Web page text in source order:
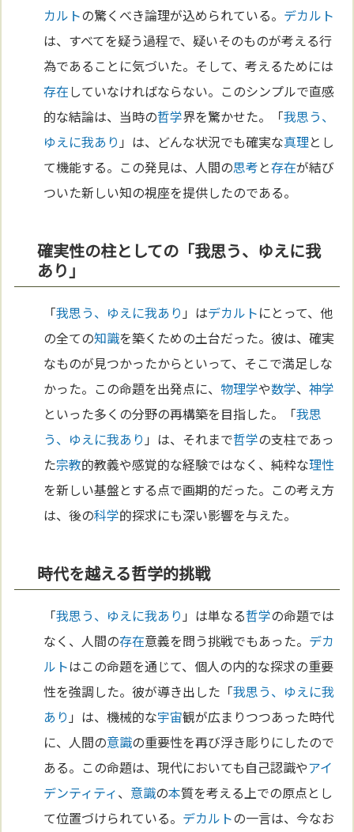
カルトの驚くべき論理が込められている。 デカルト
は、すべてを疑う過程で、疑いそのものが考える行
為であることに気づいた。そして、考えるためには
存在していなければならない。このシンプルで直感
的な結論は、当時の哲学界を驚かせた。「我思う、
ゆえに我あり 」は、どんな状況でも確実な真理とし
て機能する。この発見は、人間の思考と存在が結び
ついた新しい知の視座を提供したのである。
確実性の柱としての「我思う、ゆえに我
あり」
「我思う、ゆえに我あり 」はデカルトにとって、他
の全ての知識を築くための土台だった。彼は、確実
なものが見つかったからといって、そこで満足しな
かった。この命題を出発点に、 物理学や数学、神学
といった多くの分野の再構築を目指した。「我思
う、ゆえに我あり 」は、それまで哲学の支柱であっ
た宗教的教義や感覚的な経験ではなく、純粋な理性
を新しい基盤とする点で画期的だった。この考え方
は、後の科学的探求にも深い影響を与えた。
時代を越える哲学的挑戦
「我思う、ゆえに我あり 」は単なる哲学の命題では
なく、人間の存在意義を問う挑戦でもあった。 デカ
ルトはこの命題を通じて、個人の内的な探求の重要
性を強調した。彼が導き出した「我思う、ゆえに我
あり 」は、機械的な宇宙観が広まりつつあった時代
に、人間の意識の重要性を再び浮き彫りにしたので
ある。この命題は、現代においても自己認識やアイ
デンティティ、 意識の本質を考える上での原点とし
て位置づけられている。 デカルトの一言は、今なお